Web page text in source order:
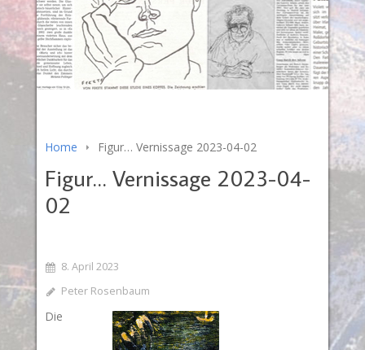
Home Figur… Vernissage 2023-04-02
Figur… Vernissage 2023-04-
02
8. April 2023
Peter Rosenbaum
Die